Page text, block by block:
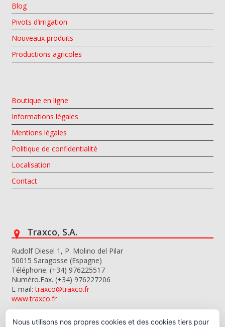
Blog
Pivots d’irrigation
Nouveaux produits
Productions agricoles
Boutique en ligne
Informations légales
Mentions légales
Politique de confidentialité
Localisation
Contact
Traxco, S.A.
Rudolf Diesel 1, P. Molino del Pilar
50015 Saragosse (Espagne)
Téléphone. (+34) 976225517
Numéro.Fax. (+34) 976227206
E-mail:traxco@traxco.fr
www.traxco.fr
Nous utilisons nos propres cookies et des cookies tiers pour